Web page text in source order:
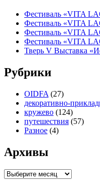
Фестиваль «VITA
Фестиваль «VITA
Фестиваль «VITA
Фестиваль «VITA
Тверь V Выставка
Рубрики
OIDFA (27)
декоративно-
кружево (124)
путешествия (57)
Разное (4)
Архивы